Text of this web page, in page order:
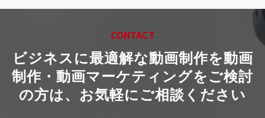
CONTACT
ビジネスに最適解な動画制作を動画
制作・動画マーケティングをご検討
の方は、お気軽にご相談ください